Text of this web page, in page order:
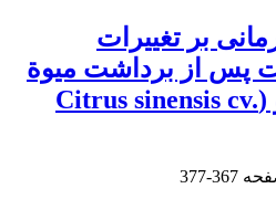
بر تغییرات
پس از برداشت میوة
پرتقال خونی مورو (Citrus sinensis cv.
367-377